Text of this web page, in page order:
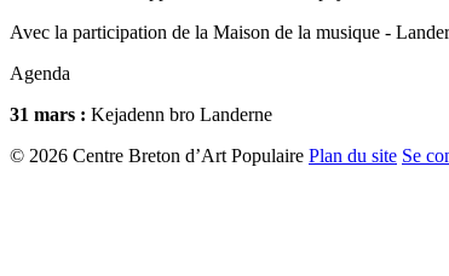
Avec la participation de la Maison de la musique -
Agenda
31 mars : Kejadenn bro Landerne
© 2026 Centre Breton d’Art Populaire Plan du site Se